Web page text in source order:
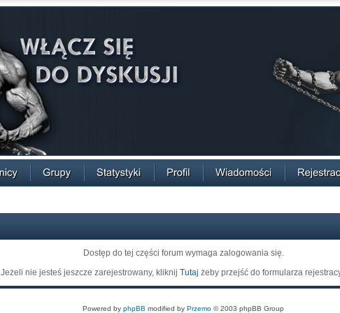
Dostęp do tej części forum wymaga zalogowania się.
Jeżeli nie jesteś jeszcze zarejestrowany, kliknij Tutaj żeby przejść do formularza
Powered by phpBB modified by Przemo © 2003 phpBB Group